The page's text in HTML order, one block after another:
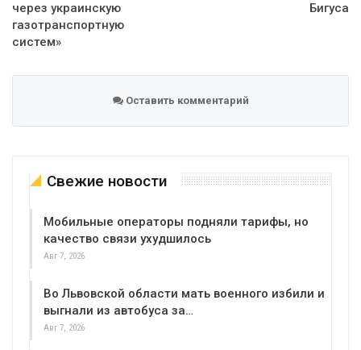
через украинскую
газотранспортную
систем»
Бигуса
Оставить комментарий
Свежие новости
Мобильные операторы подняли тарифы, но
качество связи ухудшилось
Авг 7, 2026
Во Львовской области мать военного избили и
выгнали из автобуса за…
Авг 7, 2026